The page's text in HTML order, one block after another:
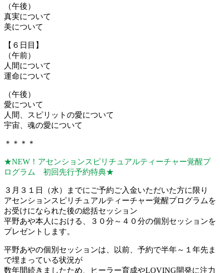
（午後）
真実について
美について
【６日目】
（午前）
人間について
運命について
（午後）
愛について
人間、スピリットの愛について
宇宙、魂の愛について
＊＊＊＊
★NEW！アセンションスピリチュアルティーチャー覚醒プ
ログラム 初回先行予約特典★
３月３１日（水）までにご予約ご入金いただいた方に限り
アセンションスピリチュアルティーチャー覚醒プログラムを
お受けになられた後の総括セッション
平野あや本人における、３０分～４０分の個別セッションを
プレゼントします。
平野あやの個別セッションは、以前、予約で半年～１年先ま
で埋まっている状況が
数年間続きましたため、ヒーラー育成やLOVING開発に注力